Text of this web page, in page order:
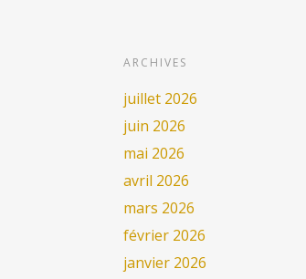
ARCHIVES
juillet 2026
juin 2026
mai 2026
avril 2026
mars 2026
février 2026
janvier 2026